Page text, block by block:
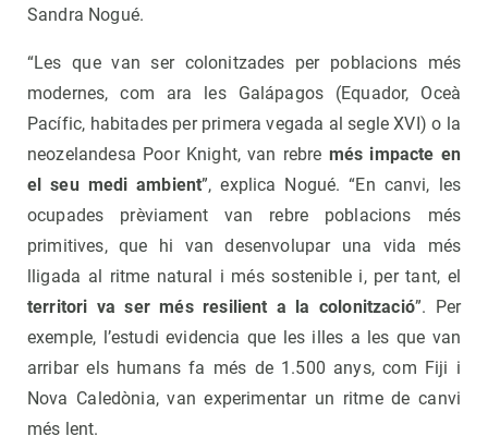
Sandra Nogué.
“Les que van ser colonitzades per poblacions més
modernes, com ara les Galápagos (Equador, Oceà
Pacífic, habitades per primera vegada al segle XVI) o la
neozelandesa Poor Knight, van rebre més impacte en
el seu medi ambient”, explica Nogué. “En canvi, les
ocupades prèviament van rebre poblacions més
primitives, que hi van desenvolupar una vida més
lligada al ritme natural i més sostenible i, per tant, el
territori va ser més resilient a la colonització”. Per
exemple, l’estudi evidencia que les illes a les que van
arribar els humans fa més de 1.500 anys, com Fiji i
Nova Caledònia, van experimentar un ritme de canvi
més lent.